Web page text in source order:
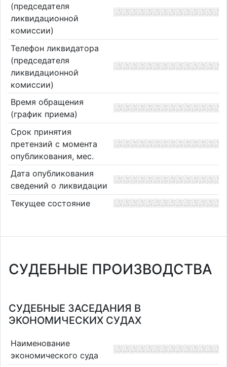
(председателя
ликвидационной
комиссии)
Телефон ликвидатора
(председателя
ликвидационной
комиссии)
Время обращения
(график приема)
Срок принятия
претензий с момента
опубликования, мес.
Дата опубликования
сведений о ликвидации
Текущее состояние
СУДЕБНЫЕ ПРОИЗВОДСТВА
СУДЕБНЫЕ ЗАСЕДАНИЯ В
ЭКОНОМИЧЕСКИХ СУДАХ
Наименование
экономического суда